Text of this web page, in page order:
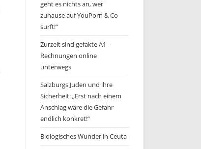
geht es nichts an, wer
zuhause auf YouPorn & Co
surft!“
Zurzeit sind gefakte A1-
Rechnungen online
unterwegs
Salzburgs Juden und ihre
Sicherheit: „Erst nach einem
Anschlag wäre die Gefahr
endlich konkret!“
Biologisches Wunder in Ceuta